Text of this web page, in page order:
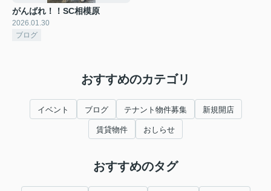
がんばれ！！SC相模原
2026.01.30
ブログ
おすすめのカテゴリ
イベント ブログ テナント物件募集 新規開店
賃貸物件 おしらせ
おすすめのタグ